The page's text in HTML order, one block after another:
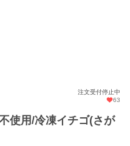
注文受付停止中
63
使用/冷凍イチゴ(さが